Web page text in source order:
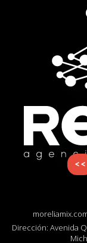
<<
Dirección: Avenida